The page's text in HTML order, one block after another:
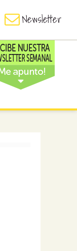
Newsletter